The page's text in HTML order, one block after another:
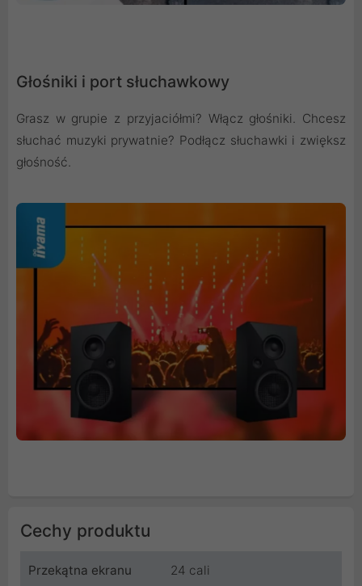
Głośniki i port słuchawkowy
Grasz w grupie z przyjaciółmi? Włącz głośniki. Chcesz
słuchać muzyki prywatnie? Podłącz słuchawki i zwiększ
głośność.
Cechy produktu
Przekątna ekranu 24 cali